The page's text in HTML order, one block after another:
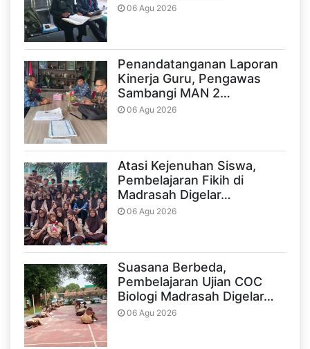
06 Agu 2026
Penandatanganan Laporan
Kinerja Guru, Pengawas
Sambangi MAN 2…
06 Agu 2026
Atasi Kejenuhan Siswa,
Pembelajaran Fikih di
Madrasah Digelar…
06 Agu 2026
Suasana Berbeda,
Pembelajaran Ujian COC
Biologi Madrasah Digelar…
06 Agu 2026